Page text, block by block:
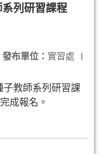
系列研習課程
發布單位： 實習處 |
子教師系列研習課
成報名。